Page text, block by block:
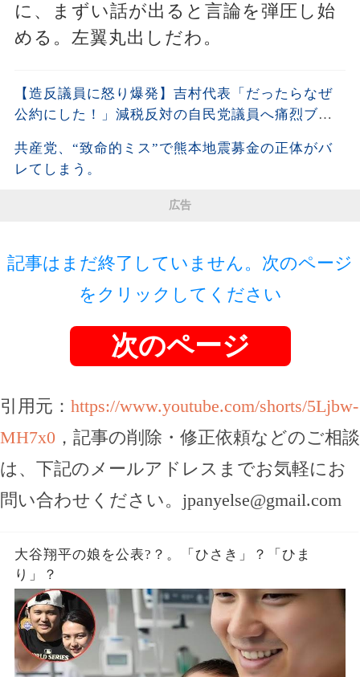
に、まずい話が出ると言論を弾圧し始
める。左翼丸出しだわ。
【造反議員に怒り爆発】吉村代表「だったらなぜ
公約にした！」減税反対の自民党議員へ痛烈ブチ
共産党、“致命的ミス”で熊本地震募金の正体がバ
レてしまう。
広告
記事はまだ終了していません。次のページ
をクリックしてください
次のページ
引用元： https://www.youtube.com/shorts/5Ljbw-
MH7x0 ，記事の削除・修正依頼などのご相談
は、下記のメールアドレスまでお気軽にお
問い合わせください。 jpanyelse@gmail.com
大谷翔平の娘を公表?？。「ひさき」？「ひま
り」？